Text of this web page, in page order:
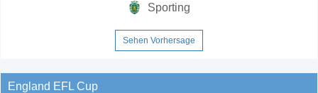
Sporting
Sehen Vorhersage
England EFL Cup